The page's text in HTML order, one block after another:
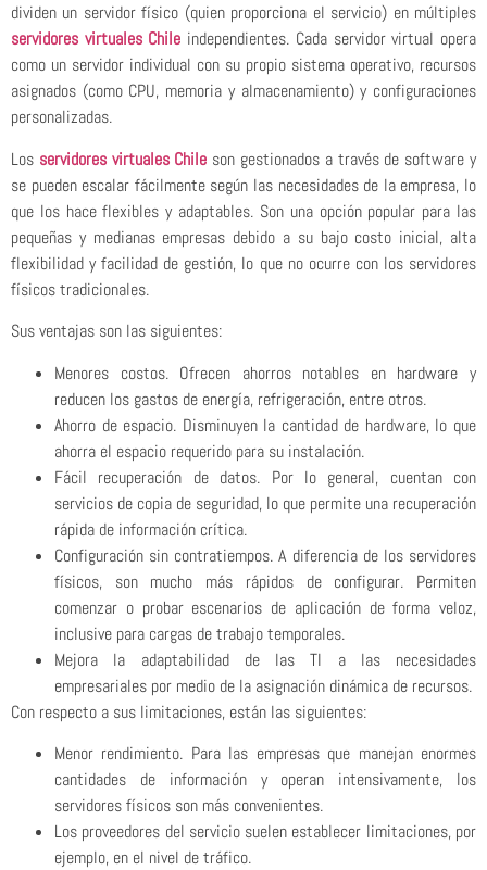
dividen un servidor físico (quien proporciona el servicio) en múltiples
servidores virtuales Chile independientes. Cada servidor virtual opera
como un servidor individual con su propio sistema operativo, recursos
asignados (como CPU, memoria y almacenamiento) y configuraciones
personalizadas.
Los servidores virtuales Chile son gestionados a través de software y
se pueden escalar fácilmente según las necesidades de la empresa, lo
que los hace flexibles y adaptables. Son una opción popular para las
pequeñas y medianas empresas debido a su bajo costo inicial, alta
flexibilidad y facilidad de gestión, lo que no ocurre con los servidores
físicos tradicionales.
Sus ventajas son las siguientes:
Menores costos. Ofrecen ahorros notables en hardware y
reducen los gastos de energía, refrigeración, entre otros.
Ahorro de espacio. Disminuyen la cantidad de hardware, lo que
ahorra el espacio requerido para su instalación.
Fácil recuperación de datos. Por lo general, cuentan con
servicios de copia de seguridad, lo que permite una recuperación
rápida de información crítica.
Configuración sin contratiempos. A diferencia de los servidores
físicos, son mucho más rápidos de configurar. Permiten
comenzar o probar escenarios de aplicación de forma veloz,
inclusive para cargas de trabajo temporales.
Mejora la adaptabilidad de las TI a las necesidades
empresariales por medio de la asignación dinámica de recursos.
Con respecto a sus limitaciones, están las siguientes:
Menor rendimiento. Para las empresas que manejan enormes
cantidades de información y operan intensivamente, los
servidores físicos son más convenientes.
Los proveedores del servicio suelen establecer limitaciones, por
ejemplo, en el nivel de tráfico.